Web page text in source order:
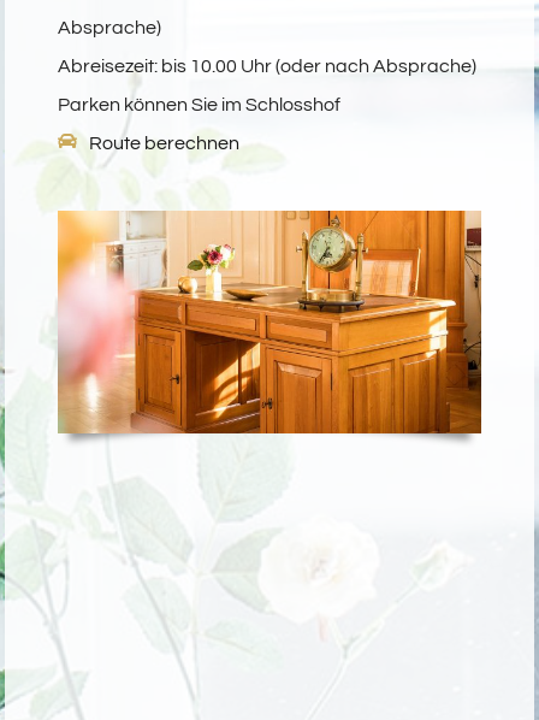
Absprache)
Abreisezeit: bis 10.00 Uhr (oder nach Absprache)
Parken können Sie im Schlosshof
Route berechnen